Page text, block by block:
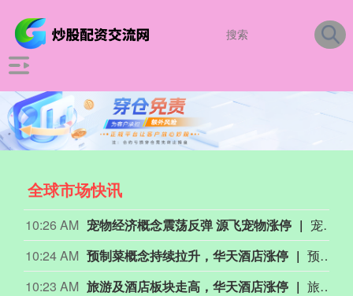
全球市场快讯
10:26 AM 宠物经济概念震荡反弹 源飞宠物涨停
宠物经济概念盘中震荡反弹，源飞宠物涨停，创源股份、天元宠物、德艺文创、依依股份、中宠股份等跟涨。消息面上，据《2026中国宠物行业白皮书》数据，2025年国内城镇犬猫消费市场规模已突破3126亿元，城镇犬猫存量超1.26亿只，养宠家庭渗透率达24%，预计2027年市场规模将突破4000亿元。
10:24 AM 预制菜概念持续拉升，华天酒店涨停
预制菜概念持续拉升，华天酒店涨停，惠发食品、大东方、紫燕食品、益客食品、巴比食品、中水渔业等跟涨。
10:23 AM 旅游及酒店板块走高，华天酒店涨停
旅游及酒店板块走高，华天酒店涨停，锦江酒店、金陵饭店、君亭酒店、首旅酒店跟涨。